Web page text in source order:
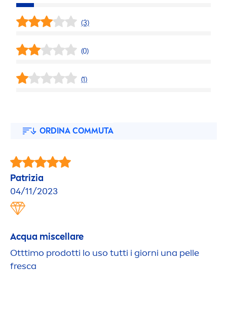
(3)
(0)
(1)
ORDINA COMMUTA
Patrizia
04/11/2023
Acqua miscellare
Otttimo prodotti lo uso tutti i giorni una pelle
fresca